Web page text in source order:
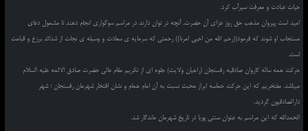
حیات عبادت و معرفت سیرآب کرد.
امید است پیروان مذهب حق روز عزای آن حضرت, آنچه در توان دارند در مراسم سوگواری انجام دهند تا مشمول دعای
مستجاب او شوند که فرمود((رحم الله من احیی امرنا)) رحمتی که سرمایه ی سعادت و وسیله ی نجات از شدائد برزخ و قیامت
است.
حرکت همه ساله کاروان صادقیه رفسنجان (راهیان ولایت) جلوه ای از تکریم مقام عالی حضرت صادق الائمه علیه السلام
میباشد. مفتخریم که این حرکت حماسه ابراز محبت نسبت به آن امام همام و نشان افتخار شهرمان رفسنجان ؛ شهر
دارالصادقیون گردید.
الحمدالله که این مراسم به عنوان سنتی پویا در تاریخ شهرمان ماندگار شد.